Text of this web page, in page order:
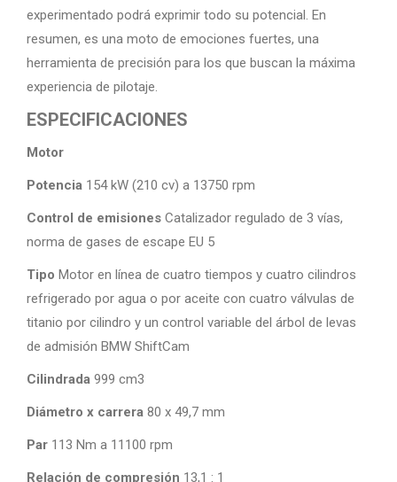
experimentado podrá exprimir todo su potencial. En
resumen, es una moto de emociones fuertes, una
herramienta de precisión para los que buscan la máxima
experiencia de pilotaje.
ESPECIFICACIONES
Motor
Potencia 154 kW (210 cv) a 13750 rpm
Control de emisiones Catalizador regulado de 3 vías,
norma de gases de escape EU 5
Tipo Motor en línea de cuatro tiempos y cuatro cilindros
refrigerado por agua o por aceite con cuatro válvulas de
titanio por cilindro y un control variable del árbol de levas
de admisión BMW ShiftCam
Cilindrada 999 cm3
Diámetro x carrera 80 x 49,7 mm
Par 113 Nm a 11100 rpm
Relación de compresión 13,1 : 1